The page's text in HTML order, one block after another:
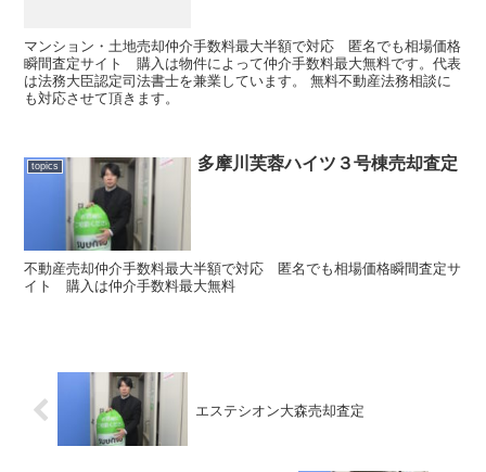
マンション・土地売却仲介手数料最大半額で対応 匿名でも相場価格
瞬間査定サイト 購入は物件によって仲介手数料最大無料です。代表
は法務大臣認定司法書士を兼業しています。 無料不動産法務相談に
も対応させて頂きます。
topics 多摩川芙蓉ハイツ３号棟売却査定
不動産売却仲介手数料最大半額で対応 匿名でも相場価格瞬間査定サ
イト 購入は仲介手数料最大無料
エステシオン大森売却査定